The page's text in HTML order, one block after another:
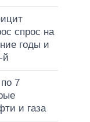
спрос на
годы и
й
7
и газа